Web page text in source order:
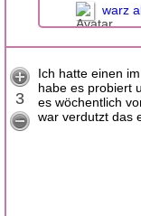
warz
3
Ich hatte einen
habe es probiert
es wöchentlich
war verdutzt das